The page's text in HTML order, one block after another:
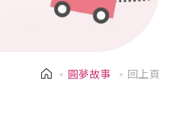
圓夢故事 回上頁